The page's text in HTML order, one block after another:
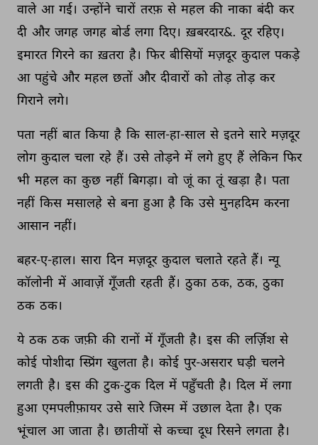
वाले आ गई। उन्होंने चारों तरफ़ से महल की नाका बंदी कर
दी और जगह जगह बोर्ड लगा दिए। ख़बरदार&. दूर रहिए।
इमारत गिरने का ख़तरा है। फिर बीसियों मज़दूर कुदाल पकड़े
आ पहुंचे और महल छतों और दीवारों को तोड़ तोड़ कर
गिराने लगे।
पता नहीं बात किया है कि साल-हा-साल से इतने सारे मज़दूर
लोग कुदाल चला रहे हैं। उसे तोड़ने में लगे हुए हैं लेकिन फिर
भी महल का कुछ नहीं बिगड़ा। वो जूं का तूं खड़ा है। पता
नहीं किस मसालहे से बना हुआ है कि उसे मुनहदिम करना
आसान नहीं।
बहर-ए-हाल। सारा दिन मज़दूर कुदाल चलाते रहते हैं। न्यू
कॉलोनी में आवाज़ें गूँजती रहती हैं। ठुका ठक, ठक, ठुका
ठक ठक।
ये ठक ठक जफ़ी की रानों में गूँजती है। इस की लर्ज़िश से
कोई पोशीदा स्प्रिंग खुलता है। कोई पुर-असरार घड़ी चलने
लगती है। इस की टुक-टुक दिल में पहुँचती है। दिल में लगा
हुआ एमपलीफ़ायर उसे सारे जिस्म में उछाल देता है। एक
भूंचाल आ जाता है। छातीयों से कच्चा दूध रिसने लगता है।